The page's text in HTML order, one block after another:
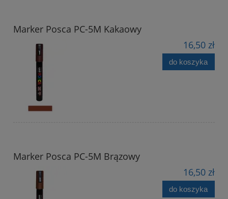
Marker Posca PC-5M Kakaowy
16,50 zł
do koszyka
Marker Posca PC-5M Brązowy
16,50 zł
do koszyka